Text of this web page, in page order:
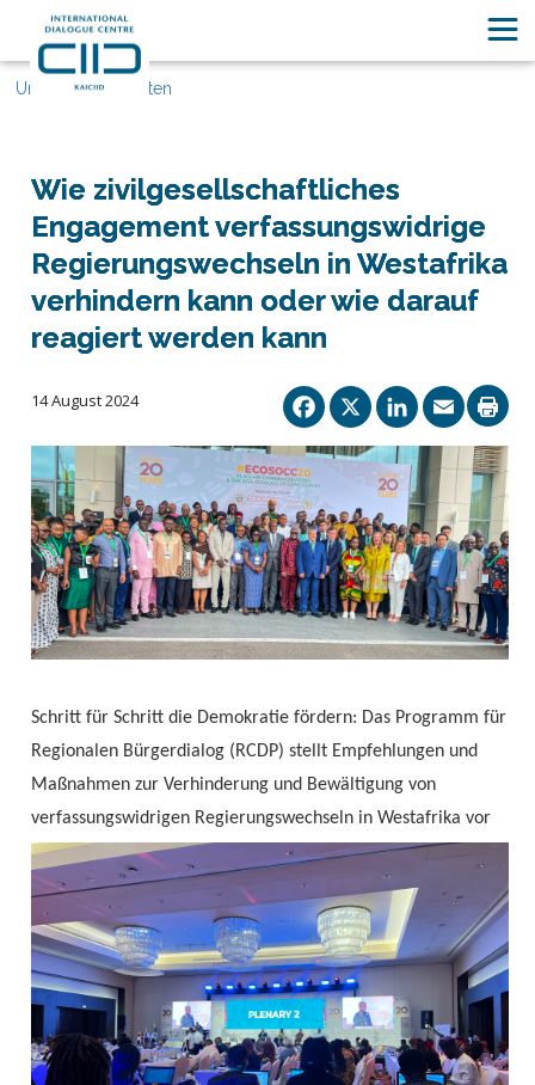
Unsere Geschichten
Wie zivilgesellschaftliches
Engagement verfassungswidrige
Regierungswechseln in Westafrika
verhindern kann oder wie darauf
reagiert werden kann
14 August 2024 Facebook
X
Schritt für Schritt die Demokratie fördern: Das Programm für
Regionalen Bürgerdialog (RCDP) stellt Empfehlungen und
Maßnahmen zur Verhinderung und Bewältigung von
verfassungswidrigen Regierungswechseln in Westafrika vor